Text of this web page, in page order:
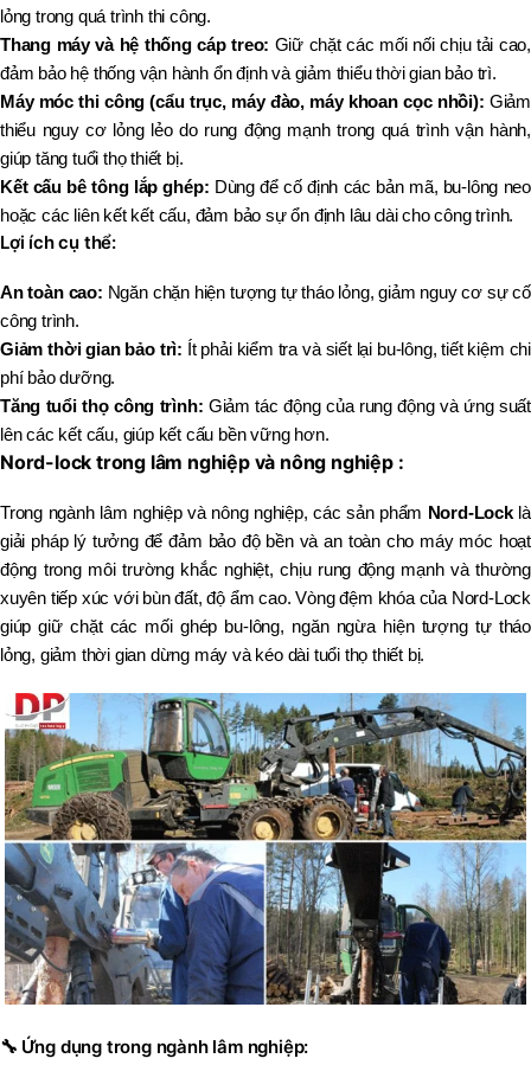
lỏng trong quá trình thi công.
Thang máy và hệ thống cáp treo: Giữ chặt các mối nối chịu tải cao,
đảm bảo hệ thống vận hành ổn định và giảm thiểu thời gian bảo trì.
Máy móc thi công (cẩu trục, máy đào, máy khoan cọc nhồi): Giảm
thiểu nguy cơ lỏng lẻo do rung động mạnh trong quá trình vận hành,
giúp tăng tuổi thọ thiết bị.
Kết cấu bê tông lắp ghép: Dùng để cố định các bản mã, bu-lông neo
hoặc các liên kết kết cấu, đảm bảo sự ổn định lâu dài cho công trình.
Lợi ích cụ thể:
An toàn cao: Ngăn chặn hiện tượng tự tháo lỏng, giảm nguy cơ sự cố
công trình.
Giảm thời gian bảo trì: Ít phải kiểm tra và siết lại bu-lông, tiết kiệm chi
phí bảo dưỡng.
Tăng tuổi thọ công trình: Giảm tác động của rung động và ứng suất
lên các kết cấu, giúp kết cấu bền vững hơn.
Nord-lock trong lâm nghiệp và nông nghiệp :
Trong ngành lâm nghiệp và nông nghiệp, các sản phẩm Nord-Locklà
giải pháp lý tưởng để đảm bảo độ bền và an toàn cho máy móc hoạt
động trong môi trường khắc nghiệt, chịu rung động mạnh và thường
xuyên tiếp xúc với bùn đất, độ ẩm cao. Vòng đệm khóa của Nord-Lock
giúp giữ chặt các mối ghép bu-lông, ngăn ngừa hiện tượng tự tháo
lỏng, giảm thời gian dừng máy và kéo dài tuổi thọ thiết bị.
🔧 Ứng dụng trong ngành lâm nghiệp: